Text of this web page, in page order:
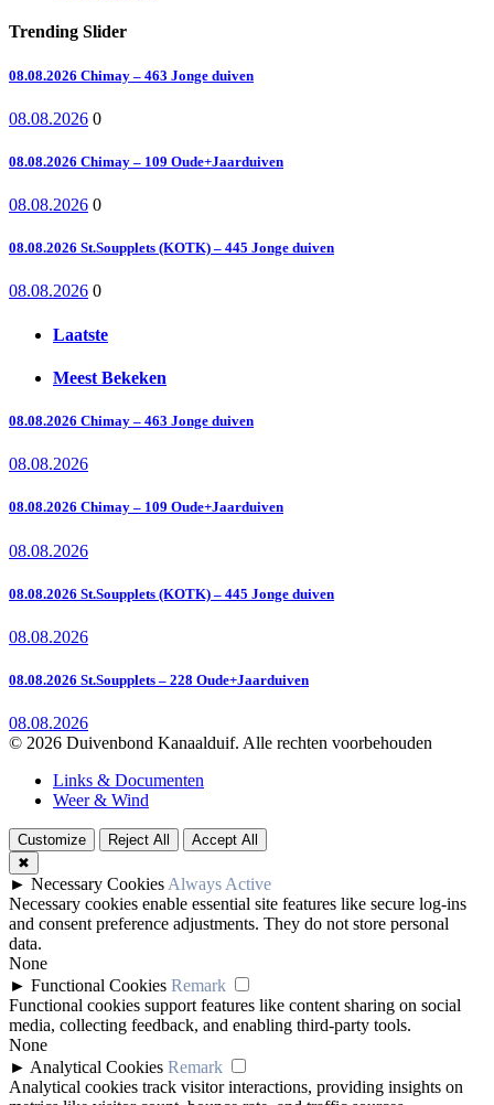
Trending Slider
08.08.2026 Chimay – 463 Jonge duiven
08.08.2026 0
08.08.2026 Chimay – 109 Oude+Jaarduiven
08.08.2026 0
08.08.2026 St.Soupplets (KOTK) – 445 Jonge duiven
08.08.2026 0
Laatste
Meest Bekeken
08.08.2026 Chimay – 463 Jonge duiven
08.08.2026
08.08.2026 Chimay – 109 Oude+Jaarduiven
08.08.2026
08.08.2026 St.Soupplets (KOTK) – 445 Jonge duiven
08.08.2026
08.08.2026 St.Soupplets – 228 Oude+Jaarduiven
08.08.2026
© 2026 Duivenbond Kanaalduif. Alle rechten voorbehouden
Links & Documenten
Weer & Wind
Customize Reject All
Accept All
✖
► Necessary Cookies Always Active
Necessary cookies enable essential site features like secure log-ins
and consent preference adjustments. They do not store personal
data.
None
► Functional Cookies Remark
Functional cookies support features like content sharing on social
media, collecting feedback, and enabling third-party tools.
None
► Analytical Cookies Remark
Analytical cookies track visitor interactions, providing insights on